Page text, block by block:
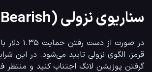
سناریوی نزولی (Bearish)